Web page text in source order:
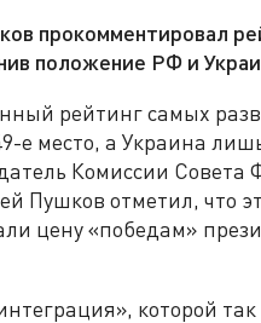
прокомментировал
положение РФ и
рейтинг самых
е место, а Украина
Комиссии Совета
Пушков отметил, что
цену «победам»
которой